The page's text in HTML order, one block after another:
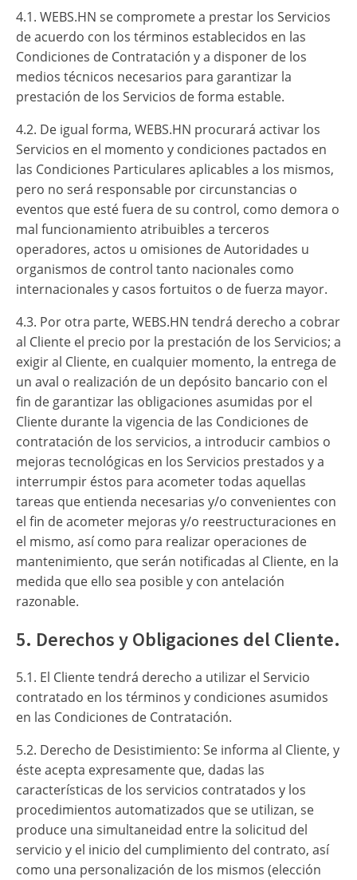
4.1. WEBS.HN se compromete a prestar los Servicios
de acuerdo con los términos establecidos en las
Condiciones de Contratación y a disponer de los
medios técnicos necesarios para garantizar la
prestación de los Servicios de forma estable.
4.2. De igual forma, WEBS.HN procurará activar los
Servicios en el momento y condiciones pactados en
las Condiciones Particulares aplicables a los mismos,
pero no será responsable por circunstancias o
eventos que esté fuera de su control, como demora o
mal funcionamiento atribuibles a terceros
operadores, actos u omisiones de Autoridades u
organismos de control tanto nacionales como
internacionales y casos fortuitos o de fuerza mayor.
4.3. Por otra parte, WEBS.HN tendrá derecho a cobrar
al Cliente el precio por la prestación de los Servicios; a
exigir al Cliente, en cualquier momento, la entrega de
un aval o realización de un depósito bancario con el
fin de garantizar las obligaciones asumidas por el
Cliente durante la vigencia de las Condiciones de
contratación de los servicios, a introducir cambios o
mejoras tecnológicas en los Servicios prestados y a
interrumpir éstos para acometer todas aquellas
tareas que entienda necesarias y/o convenientes con
el fin de acometer mejoras y/o reestructuraciones en
el mismo, así como para realizar operaciones de
mantenimiento, que serán notificadas al Cliente, en la
medida que ello sea posible y con antelación
razonable.
5. Derechos y Obligaciones del Cliente.
5.1. El Cliente tendrá derecho a utilizar el Servicio
contratado en los términos y condiciones asumidos
en las Condiciones de Contratación.
5.2. Derecho de Desistimiento: Se informa al Cliente, y
éste acepta expresamente que, dadas las
características de los servicios contratados y los
procedimientos automatizados que se utilizan, se
produce una simultaneidad entre la solicitud del
servicio y el inicio del cumplimiento del contrato, así
como una personalización de los mismos (elección